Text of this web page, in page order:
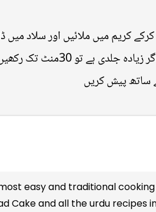
کریم میں ملائیں اور سلاد
تو 30منٹ تک رکھیں)
ساتھ پیش کریں
easy and traditional
Cake and all theurdu recipes